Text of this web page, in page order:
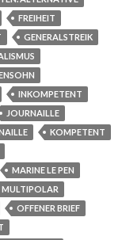
FREIHEIT
GENERALSTREIK
INKOMPETENT
JOURNAILLE
KOMPETENT
MARINE LE PEN
MULTIPOLAR
OFFENER BRIEF